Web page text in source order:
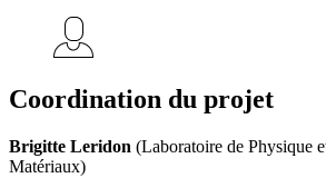
Coordination du projet
Brigitte Leridon (Laboratoire de Physique
Matériaux)